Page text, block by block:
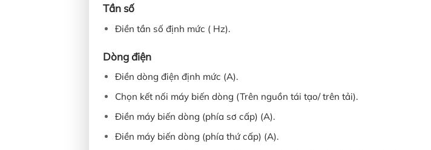
Tần số
Điền tần số định mức ( Hz).
Dòng điện
Điền dòng điện định mức (A).
Chọn kết nối máy biến dòng (Trên nguồn tái tạo/ trên tải).
Điền máy biến dòng (phía sơ cấp) (A).
Điền máy biến dòng (phía thứ cấp) (A).